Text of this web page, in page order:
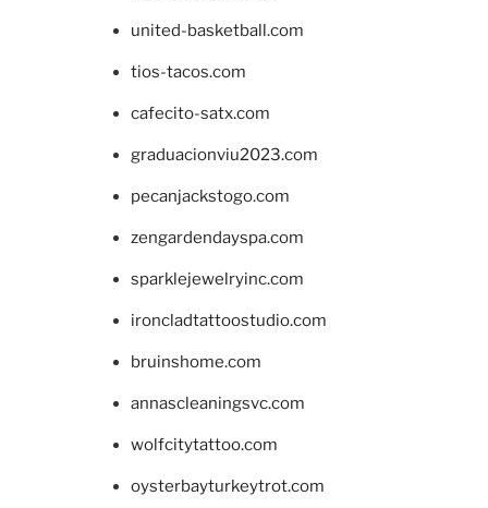
united-basketball.com
tios-tacos.com
cafecito-satx.com
graduacionviu2023.com
pecanjackstogo.com
zengardendayspa.com
sparklejewelryinc.com
ironcladtattoostudio.com
bruinshome.com
annascleaningsvc.com
wolfcitytattoo.com
oysterbayturkeytrot.com